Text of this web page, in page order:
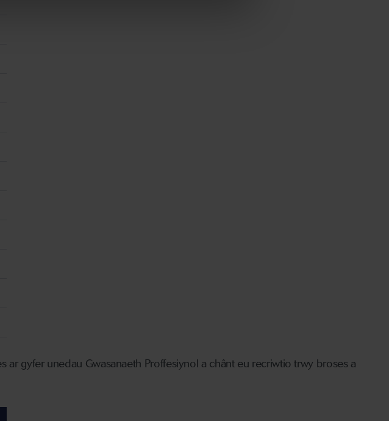
gyfer unedau Gwasanaeth Proffesiynol a chânt eu recriwtio trwy broses a